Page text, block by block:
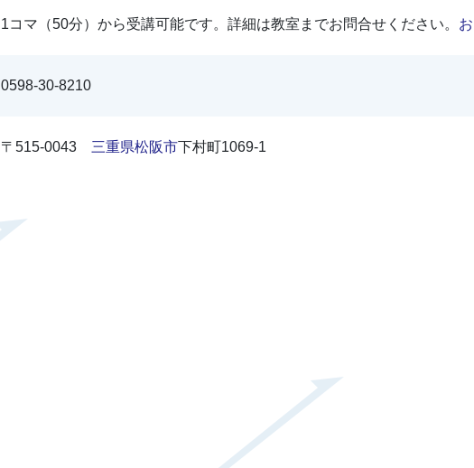
1コマ（50分）から受講可能です。詳細は教室までお問合せください。
0598-30-8210
〒515-0043 三重県松阪市下村町1069-1